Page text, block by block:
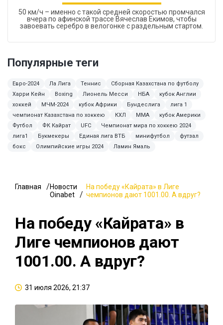
50 км/ч – именно с такой средней скоростью промчался
вчера по афинской трассе Вячеслав Екимов, чтобы
завоевать серебро в велогонке с раздельным стартом.
Популярные теги
Евро-2024 Ла Лига Теннис
Сборная Казахстана по футболу
Харри Кейн
Boxing Лионель Месси НБА
кубок Англии
хоккей
МЧМ-2024 кубок Африки Бундеслига
лига 1
чемпионат Казахстана по хоккею
КХЛ MMA
кубок Америки
Футбол
ФК Кайрат UFC
Чемпионат мира по хоккею 2024
лига1
Букмекеры Единая лига ВТБ минифутбол
футзал
бокс
Олимпийские игры 2024 Ламин Ямаль
Главная
Новости
Oinabet
На победу «Кайрата» в Лиге
чемпионов дают 1001.00. А вдруг?
На победу «Кайрата» в
Лиге чемпионов дают
1001.00. А вдруг?
31 июля 2026, 21:37